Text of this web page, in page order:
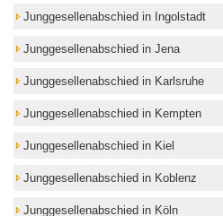
Junggesellenabschied in Ingolstadt
Junggesellenabschied in Jena
Junggesellenabschied in Karlsruhe
Junggesellenabschied in Kempten
Junggesellenabschied in Kiel
Junggesellenabschied in Koblenz
Junggesellenabschied in Köln